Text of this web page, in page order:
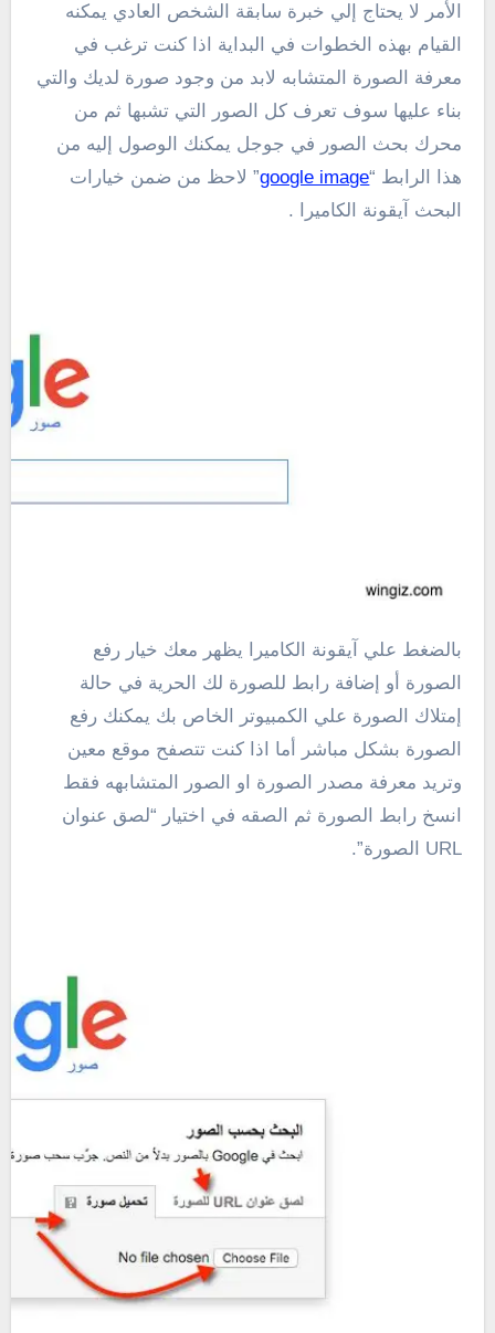
الأمر لا يحتاج إلي خبرة سابقة الشخص العادي يمكنه
القيام بهذه الخطوات في البداية اذا كنت ترغب في
معرفة الصورة المتشابه لابد من وجود صورة لديك والتي
بناء عليها سوف تعرف كل الصور التي تشبها ثم من
محرك بحث الصور في جوجل يمكنك الوصول إليه من
هذا الرابط “google image” لاحظ من ضمن خيارات
البحث آيقونة الكاميرا .
بالضغط علي آيقونة الكاميرا يظهر معك خيار رفع
الصورة أو إضافة رابط للصورة لك الحرية في حالة
إمتلاك الصورة علي الكمبيوتر الخاص بك يمكنك رفع
الصورة بشكل مباشر أما اذا كنت تتصفح موقع معين
وتريد معرفة مصدر الصورة او الصور المتشابهه فقط
انسخ رابط الصورة ثم الصقه في اختيار “لصق عنوان
URL الصورة”.